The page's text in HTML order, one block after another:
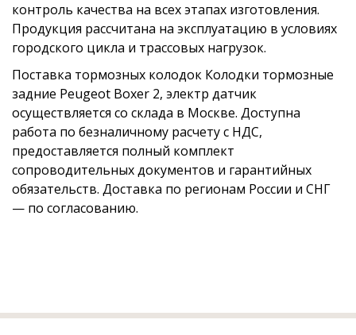
контроль качества на всех этапах изготовления.
Продукция рассчитана на эксплуатацию в условиях
городского цикла и трассовых нагрузок.
Поставка тормозных колодок Колодки тормозные
задние Peugeot Boxer 2, электр датчик
осуществляется со склада в Москве. Доступна
работа по безналичному расчету с НДС,
предоставляется полный комплект
сопроводительных документов и гарантийных
обязательств. Доставка по регионам России и СНГ
— по согласованию.